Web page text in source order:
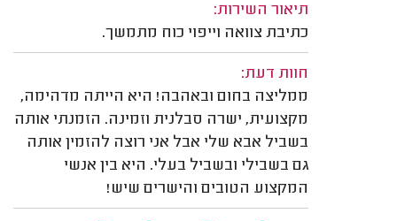
תיאור השירות:
כתיבת צוואה וייפוי כוח מתמשך.
חוות דעת:
ממליצה בחום ובאהבה! היא הייתה מדהימה,
מקצועית, ישרה סבלנית וזמינה. הזמנתי אותה
בשביל אבא שלי אבל אני רוצה להזמין אותה
גם בשבילי ובשביל בעלי. היא בין אנשי
המקצוע הטובים והישרים שיש!